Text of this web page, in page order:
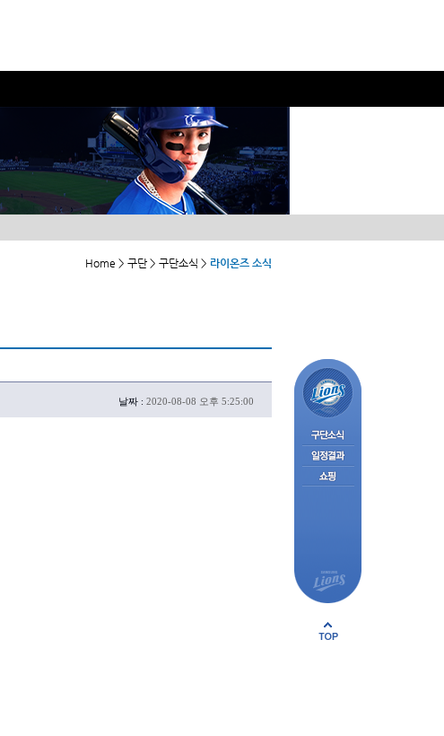
Home > 구단 > 구단소식 > 라이온즈 소식
날짜 : 2020-08-08 오후 5:25:00